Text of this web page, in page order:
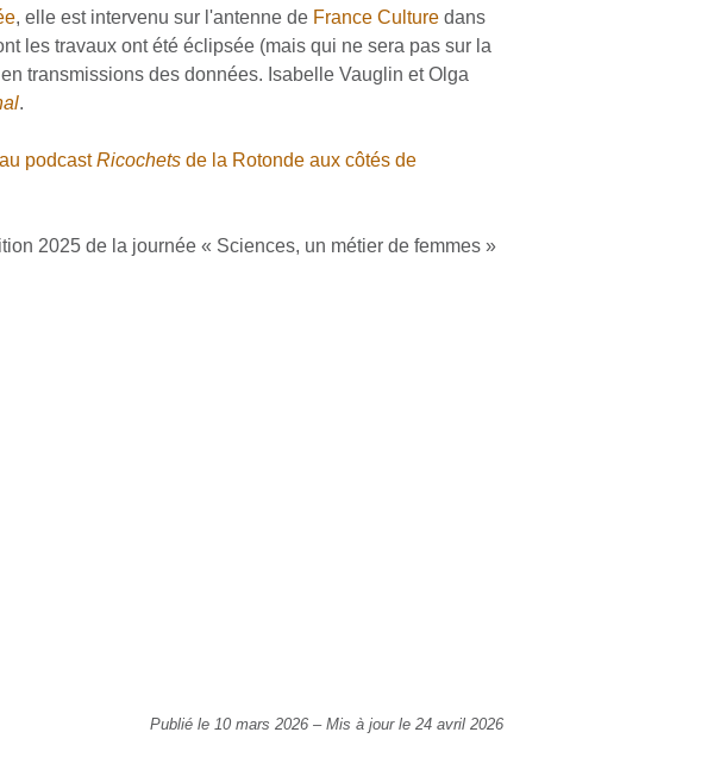
, elle est intervenu sur l'antenne de France Culturedans
les travaux ont été éclipsée (mais qui ne sera pas sur la
transmissions des données. Isabelle Vauglin et Olga
.
au podcastRicochets de la Rotonde aux côtés de
2025 de la journée « Sciences, un métier de femmes »
Publié le 10 mars 2026 – Mis à jour le 24 avril 2026